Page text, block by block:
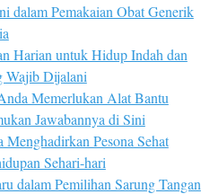
dalam Pemakaian Obat Generik
Harian untuk Hidup Indah dan
Wajib Dijalani
Memerlukan Alat Bantu
Jawabannya di Sini
Menghadirkan Pesona Sehat
Sehari-hari
dalam Pemilihan Sarung Tangan